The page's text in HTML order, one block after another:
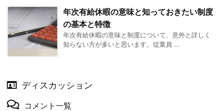
年次有給休暇の意味と知っておきたい制度
の基本と特徴
年次有給休暇の意味と制度について、意外と詳しく
知らない方が多いと思います。従業員 ...
ディスカッション
コメント一覧